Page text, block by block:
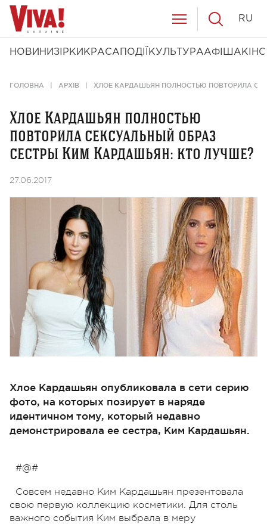
НОВИНИ ЗІРКИ КРАСА ПОДІЇ КУЛЬТУРААФІША КІНО
RU
ГОЛОВНА АРХІВ ХЛОЕ КАРДАШЬЯН ПОЛНОСТЬЮ ПОВТОРИЛА
Хлое Кардашьян полностью
повторила сексуальный образ
сестры Ким Кардашьян: кто лучше?
27.06.2017
Хлое Кардашьян опубликовала в сети серию
фото, на которых позирует в наряде
идентичном тому, который недавно
демонстрировала ее сестра, Ким Кардашьян.
#@#
Совсем недавно Ким Кардашьян презентовала
свою первую коллекцию косметики. Для столь
важного события Ким выбрала в меру